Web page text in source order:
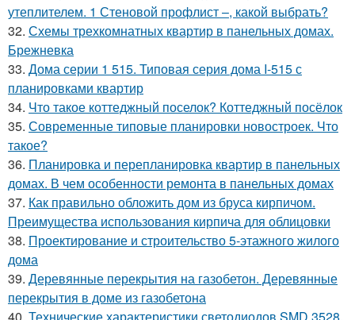
утеплителем. 1 Стеновой профлист –, какой выбрать?
32. Схемы трехкомнатных квартир в панельных домах.
Брежневка
33. Дома серии 1 515. Типовая серия дома I-515 с
планировками квартир
34. Что такое коттеджный поселок? Коттеджный посёлок
35. Современные типовые планировки новостроек. Что
такое?
36. Планировка и перепланировка квартир в панельных
домах. В чем особенности ремонта в панельных домах
37. Как правильно обложить дом из бруса кирпичом.
Преимущества использования кирпича для облицовки
38. Проектирование и строительство 5-этажного жилого
дома
39. Деревянные перекрытия на газобетон. Деревянные
перекрытия в доме из газобетона
40. Технические характеристики светодиодов SMD 3528.